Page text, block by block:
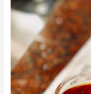
tasting
20.10.